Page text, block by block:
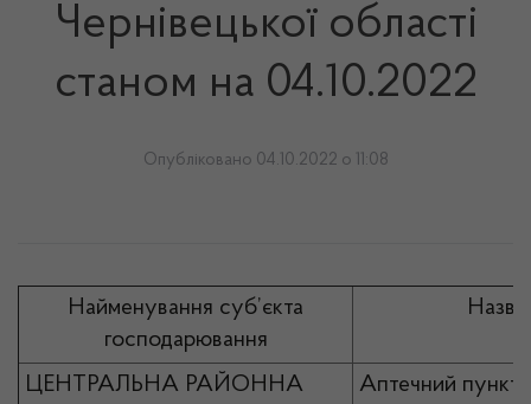
Чернівецької області
станом на 04.10.2022
Опубліковано 04.10.2022 о 11:08
Найменування суб’єкта
господарювання
Назва
ЦЕНТРАЛЬНА РАЙОННА
Аптечний